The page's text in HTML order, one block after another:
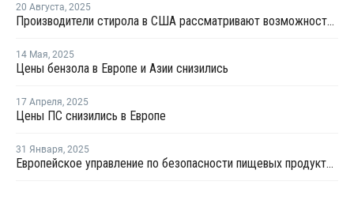
20 Августа, 2025
Производители стирола в США рассматривают возможность снижения пошлин для компенсации тарифов на бензол
14 Мая, 2025
Цены бензола в Европе и Азии снизились
17 Апреля, 2025
Цены ПС снизились в Европе
31 Января, 2025
Европейское управление по безопасности пищевых продуктов объявило стирол нетоксичным